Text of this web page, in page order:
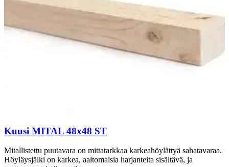
Kuusi MITAL 48x48 ST
Mitallistettu puutavara on mittatarkkaa karkeahöylättyä sahatavaraa.
Höyläysjälki on karkea, aaltomaisia harjanteita sisältävä, ja